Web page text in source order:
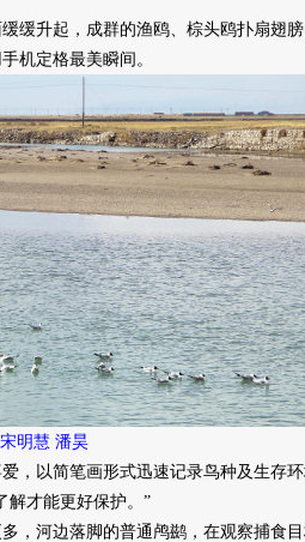
升起，成群的渔鸥、棕头鸥扑扇翅
机定格最美瞬间。
明慧 潘昊
以简笔画形式迅速记录鸟种及生存
解才能更好保护。”
河边落脚的普通鸬鹚，在观察捕食